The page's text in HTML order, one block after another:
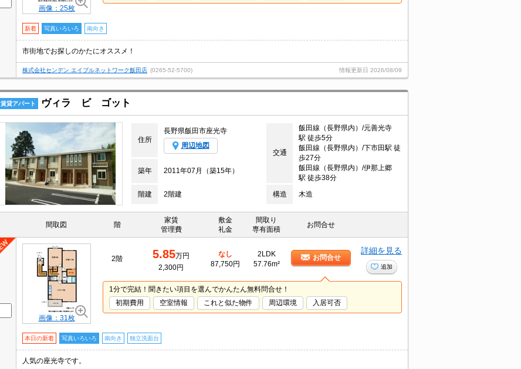
画像：25枚
新着 写真いろいろ 南向き
市街地でお探しのかたにオススメ！
株式会社センデン エイブルネットワーク飯田店 (0265-52-5700) 情報更新日 2026/08/09
賃貸アパート ヴィラ ビ ゴット
住所
長野県飯田市座光寺
周辺地図
交通
飯田線（長野県内）/元善光寺
駅 徒歩5分
飯田線（長野県内）/下市田駅 徒
歩27分
飯田線（長野県内）/伊那上郷
駅 徒歩38分
築年 2011年07月（築15年）
階建 2階建 構造 木造
間取図 階
家賃
管理費
敷金
礼金
間取り
専有面積
お問合せ
画像：31枚
2階 5.85万円
2,300円
なし
87,750円
2LDK
57.76m²
お問合せ
詳細を見る
追加
1分で完結！聞きたい項目を選んでかんたん無料問合せ！
初期費用
空室情報 これと似た物件 周辺環境 入居可否
本日の新着 写真いろいろ 南向き 独立洗面台
人気の座光寺です。